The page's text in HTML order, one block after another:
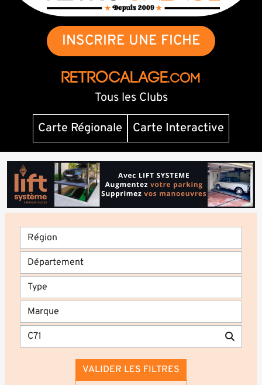
INSCRIRE UNE FICHE
RETROCALAGE.com
Tous les Clubs
Carte Régionale
Carte Interactive
VALIDER LES FILTRES